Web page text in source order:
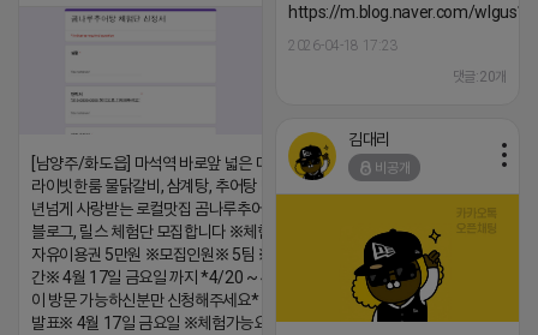
https://m.blog.naver.com/
2026-04-18 17:23
댓글:20개
[남양주/화도읍] 마석역 바로앞 넓은 매장과, 프
라이빗한룸 물닭갈비, 삼계탕, 추어탕 맛집 10
년넘게 사랑받는 로컬맛집 곰나루추어탕에서
블로그, 릴스 체험단 모집합니다 ※체험메뉴※
자유이용권 5만원 ※모집인원※ 5팀 ※모집기
간※ 4월 17일 금요일 까지 *4/20 ~ 4/26 사
이 방문 가능하신분만 신청해주세요* ※체험단
발표※ 4월 17일 금요일 ※체험가능요일※ 모
김대리
비공개